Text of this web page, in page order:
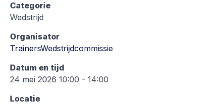
Categorie
Wedstrijd
Organisator
TrainersWedstrijdcommissie
Datum en tijd
24 mei 2026 10:00 - 14:00
Locatie